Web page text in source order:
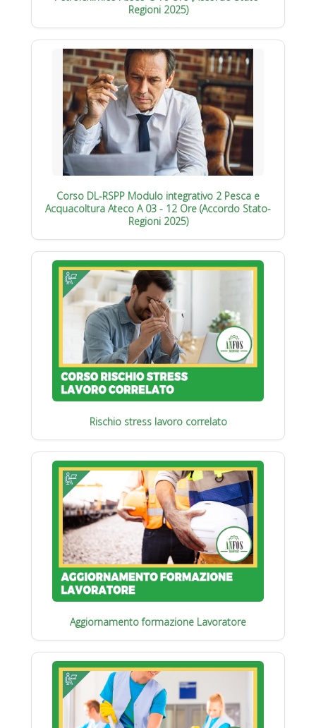
Regioni 2025)
Corso DL-RSPP Modulo integrativo 2 Pesca e
Acquacoltura Ateco A 03 - 12 Ore (Accordo Stato-
Regioni 2025)
Rischio stress lavoro correlato
Aggiornamento formazione Lavoratore